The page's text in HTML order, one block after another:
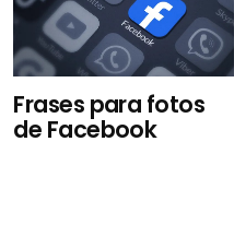
Frases para fotos
de Facebook